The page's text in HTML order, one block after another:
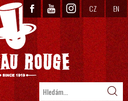
CZ EN